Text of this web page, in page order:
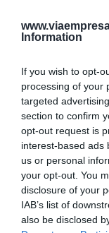
Information
If you wish to opt-
processing of your
targeted
section to confirm
opt-out request is
interest-based ads
us or personal
your opt-out. You
disclosure of your
IAB’s list of
also be disclosed
països
revitalitzar un
frenar la
La fira ha
expositors que
d'elles en
AfegirVIA
Google
Estigues
ACTIVAR ARA